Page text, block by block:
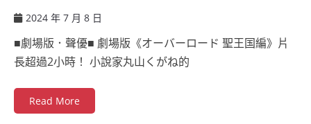
2024 年 7 月 8 日
■劇場版．聲優■ 劇場版《オーバーロード 聖王国編》片
長超過2小時！ 小說家丸山くがね的
Read More